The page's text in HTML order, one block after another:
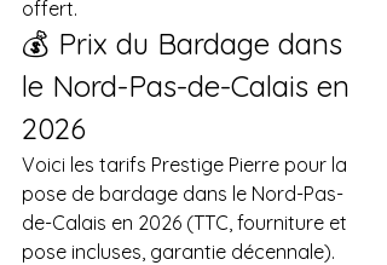
offert.
💰 Prix du Bardage dans
le Nord-Pas-de-Calais en
2026
Voici les tarifs Prestige Pierre pour la
pose de bardage dans le Nord-Pas-
de-Calais en 2026 (TTC, fourniture et
pose incluses, garantie décennale).